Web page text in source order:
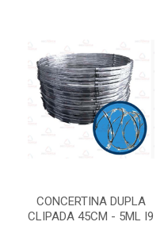
CONCERTINA DUPLA
CLIPADA 45CM - 5ML I9